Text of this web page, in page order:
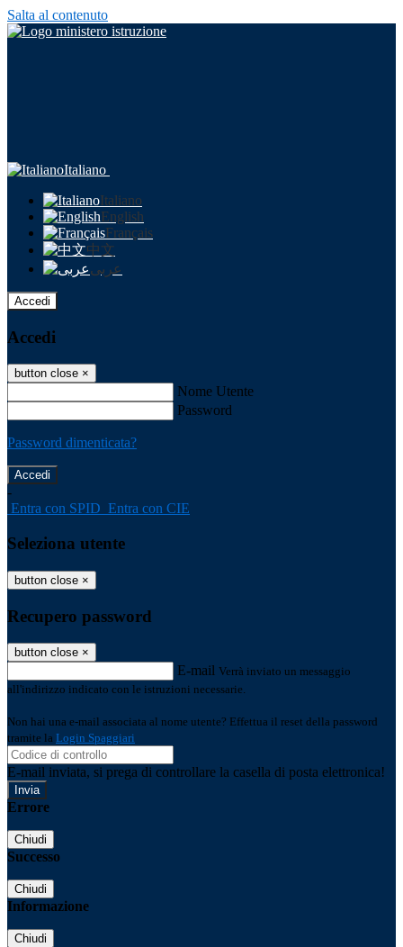
Salta al contenuto
Italiano
Italiano
English
Français
中文
عربى
Accedi
Accedi
button close ×
Nome Utente
Password
Password dimenticata?
-
Entra con SPID Entra con CIE
Seleziona utente
button close ×
Recupero password
button close ×
E-mail Verrà inviato un messaggio
all'indirizzo indicato con le istruzioni necessarie.
Non hai una e-mail associata al nome utente? Effettua il reset della password
tramite la Login Spaggiari
E-mail inviata, si prega di controllare la casella di posta elettronica!
Errore
Chiudi
Successo
Chiudi
Informazione
Chiudi